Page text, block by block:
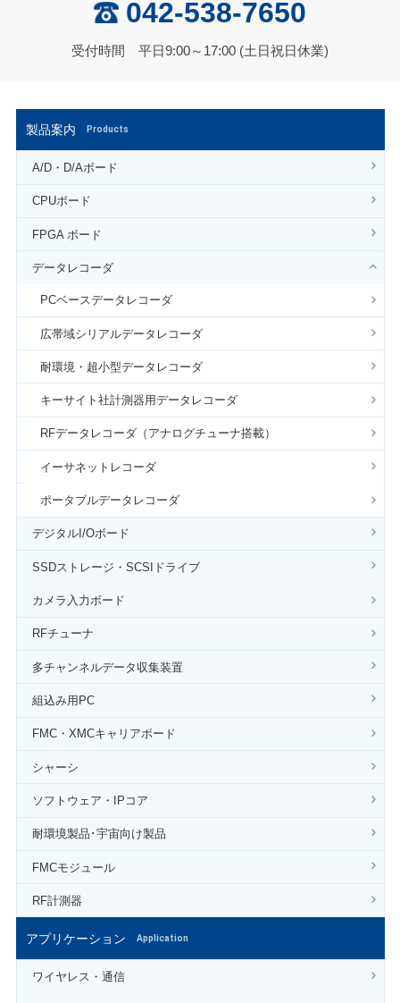
製品案内 Products
A/D・D/Aボード
CPUボード
FPGA ボード
データレコーダ
PCベースデータレコーダ
広帯域シリアルデータレコーダ
耐環境・超小型データレコーダ
キーサイト社計測器用データレコーダ
RFデータレコーダ（アナログチューナ搭載）
イーサネットレコーダ
ポータブルデータレコーダ
デジタルI/Oボード
SSDストレージ・SCSIドライブ
カメラ入力ボード
RFチューナ
多チャンネルデータ収集装置
組込み用PC
FMC・XMCキャリアボード
シャーシ
ソフトウェア・IPコア
耐環境製品･宇宙向け製品
FMCモジュール
RF計測器
アプリケーション Application
ワイヤレス・通信
042-538-7650
受付時間 平日9:00～17:00 (土日祝日休業)